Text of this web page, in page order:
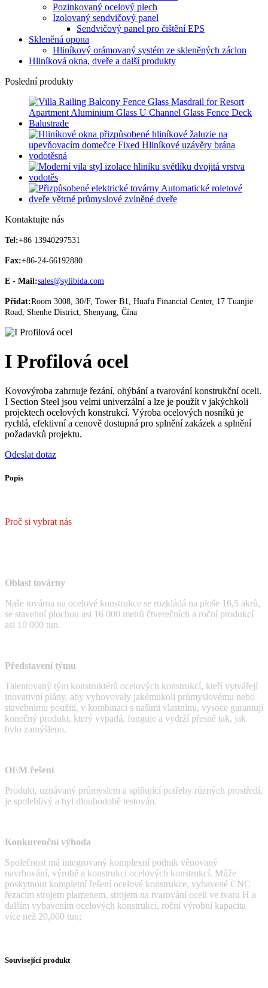
Pozinkovaný ocelový plech
Izolovaný sendvičový panel
Sendvičový panel pro čištění EPS
Skleněná opona
Hliníkový orámovaný systém ze skleněných záclon
Hliníková okna, dveře a další produkty
Poslední produkty
Kontaktujte nás
Tel:+86 13940297531
Fax:+86-24-66192880
E - Mail:sales@sylibida.com
Přidat:Room 3008, 30/F, Tower B1, Huafu Financial Center, 17 Tuanjie
Road, Shenhe District, Shenyang, Čína
I Profilová ocel
Kovovýroba zahrnuje řezání, ohýbání a tvarování konstrukční oceli.
I Section Steel jsou velmi univerzální a lze je použít v jakýchkoli
projektech ocelových konstrukcí. Výroba ocelových nosníků je
rychlá, efektivní a cenově dostupná pro splnění zakázek a splnění
požadavků projektu.
Odeslat dotaz
Popis
Proč si vybrat nás
Oblast továrny
Naše továrna na ocelové konstrukce se rozkládá na ploše 16,5 akrů,
se stavební plochou asi 16 000 metrů čtverečních a roční produkcí
asi 10 000 tun.
Představení týmu
Talentovaný tým konstruktérů ocelových konstrukcí, kteří vytvářejí
inovativní plány, aby vyhovovaly jakémukoli průmyslovému nebo
stavebnímu použití, v kombinaci s našimi vlastními, vysoce garantují
konečný produkt, který vypadá, funguje a vydrží přesně tak, jak
bylo zamýšleno.
OEM řešení
Produkt, uznávaný průmyslem a splňující potřeby různých prostředí,
je spolehlivý a byl dlouhodobě testován.
Konkurenční výhoda
Společnost má integrovaný komplexní podnik věnovaný
navrhování, výrobě a konstrukci ocelových konstrukcí. Může
poskytnout kompletní řešení ocelové konstrukce, vybavené CNC
řezacím strojem plamenem, strojem na tvarování oceli ve tvaru H a
dalším vybavením ocelových konstrukcí, roční výrobní kapacita
více než 20,000 tun;
Související produkt